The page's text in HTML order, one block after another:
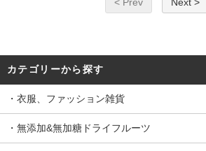
カテゴリーから探す
・衣服、ファッション雑貨
・無添加&無加糖ドライフルーツ